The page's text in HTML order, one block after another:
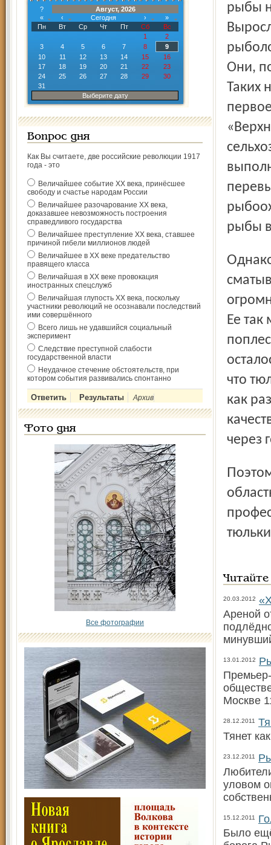
?
Август, 2026
«
‹ Сегодня ›
»
Пн
Вт Ср Чт Пт Сб
Вс
1
2
3
4 5 6 7 8
9
10
11 12 13 14 15
16
17
18 19 20 21 22
23
24
25 26 27 28 29
30
31
Выберите дату
Вопрос дня
Как Вы считаете, две российские революции 1917
года - это
Величайшее событие ХХ века, принёсшее
свободу и счастье народам России
Величайшее разочарование ХХ века,
доказавшее невозможность построения
справедливого государства
Величайшее преступление ХХ века, ставшее
причиной гибели миллионов людей
Величайшее в ХХ веке предательство
правящего класса
Величайшая в ХХ веке провокация
иностранных спецслужб
Величайшая глупость ХХ века, поскольку
участники революций не осознавали последствий
ими совершённого
Всего лишь не удавшийся социальный
эксперимент
Следствие преступной слабости
государственной власти
Неудачное стечение обстоятельств, при
котором события развивались спонтанно
Архив
Фото дня
Все фотографии
рыбы
Они,
Таких
рыбы в
Однако это не значит, что всем рыбакам следует
Ее так
что
как
через
Поэтому сегодня руководство «Верхневолжрыбвода» и
20.03.2012
Ареной
13.01.2012
Москве
28.12.2011
Тянет
23.12.2011
уловом
15.12.2011
Было